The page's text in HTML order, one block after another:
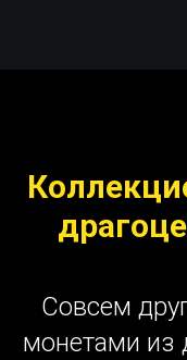
Совсем
монетами из